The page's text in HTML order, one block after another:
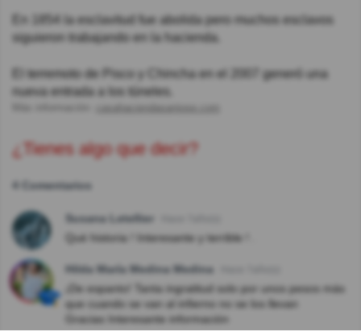
En 1854 la esclavitud fue abolida pero muchos esclavos
siguieron trabajando en la hacienda.
El terremoto de Pisco y Chincha en el 2007 generó una
nueva entrada a los túneles.
casahaciendasanjose.com
¿Tienes algo que decir?
4 Comentarios
Susana Letellier
Qué historia ! Interesante y terrible ! .
Hilda María Medina Medina
¡De espanto! Tanta ingratitud solo por unos pesos más
que cuando se van al infierno no se los llevan
Gracias Interesante información